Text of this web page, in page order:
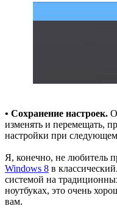
• Сохранение настроек.
изменять и перемещать,
настройки при следующем
Я, конечно, не любитель
Windows 8 в
системой на
ноутбуках, это очень
вам.